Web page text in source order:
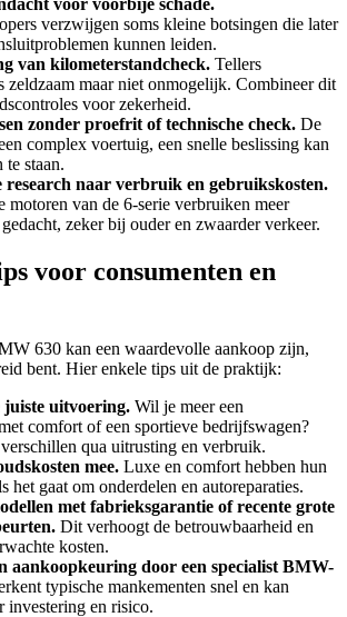
verzwijgen soms kleine botsingen die later
kunnen leiden.
van kilometerstandcheck. Tellers
zeldzaam maar niet onmogelijk. Combineer dit
voor zekerheid.
zonder proefrit of technische check. De
complex voertuig, een snelle beslissing kan
te staan.
research naar verbruik en gebruikskosten.
motoren van de 6-serie verbruiken meer
zeker bij ouder en zwaarder verkeer.
voor consumenten en
630 kan een waardevolle aankoop zijn,
bent. Hier enkele tips uit de praktijk:
juiste uitvoering. Wil je meer een
comfort of een sportieve bedrijfswagen?
qua uitrusting en verbruik.
mee. Luxe en comfort hebben hun
het gaat om onderdelen en autoreparaties.
met fabrieksgarantie of recente grote
Dit verhoogt de betrouwbaarheid en
kosten.
aankoopkeuring door een specialist BMW-
typische mankementen snel en kan
investering en risico.